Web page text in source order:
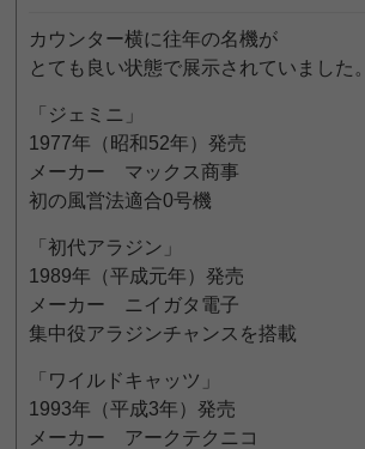
カウンター横に往年の名機が
とても良い状態で展示されていました。
「ジェミニ」
1977年（昭和52年）発売
メーカー マックス商事
初の風営法適合0号機
「初代アラジン」
1989年（平成元年）発売
メーカー ニイガタ電子
集中役アラジンチャンスを搭載
「ワイルドキャッツ」
1993年（平成3年）発売
メーカー アークテクニコ